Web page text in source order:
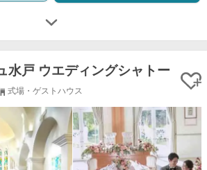
水戸 ウエディングシャトー
式場・ゲストハウス